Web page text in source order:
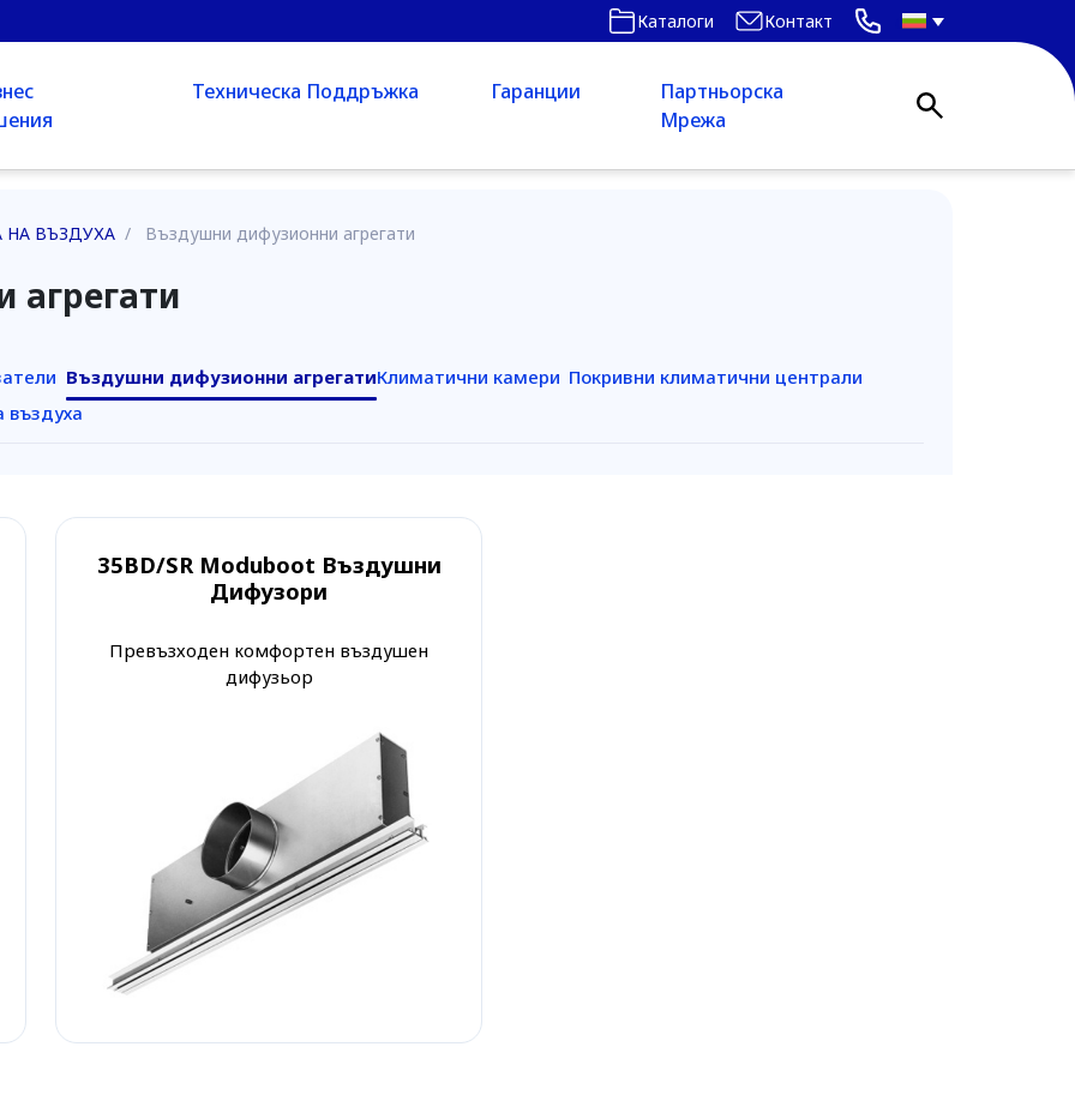
Каталоги Контакт
Техническа Поддръжка Гаранции
Партньорска
Мрежа
НА ВЪЗДУХА / Въздушни дифузионни агрегати
Въздушни дифузионни агрегатиКлиматични камери Покривни климатични централи
въздуха
35BD/SR Moduboot Въздушни
Дифузори
Превъзходен комфортен въздушен
дифузьор